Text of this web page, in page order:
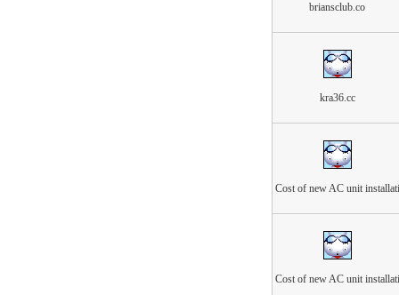
briansclub.co
kra36.cc
Cost of new AC unit installati
Cost of new AC unit installati